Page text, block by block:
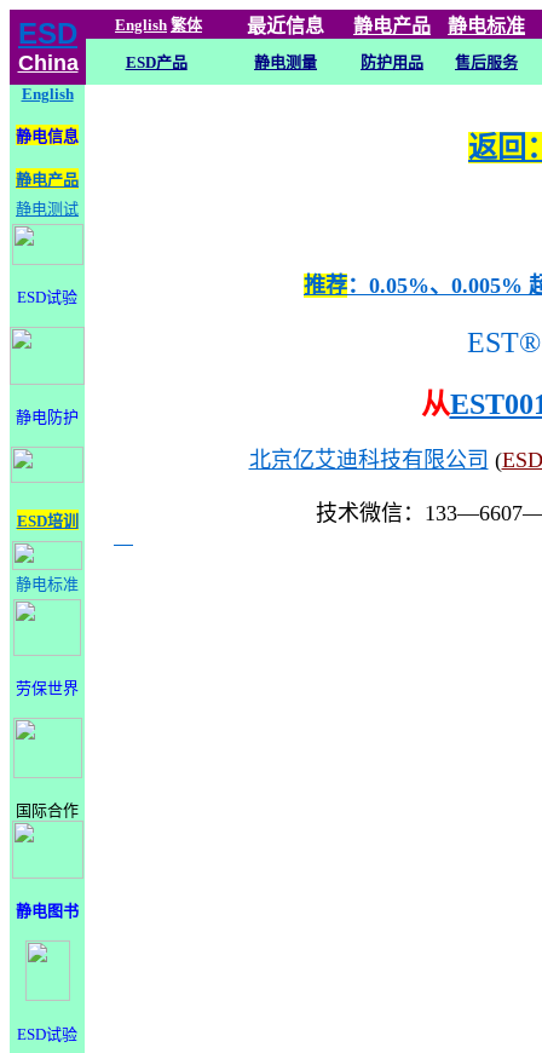
ESD
China
English 繁体 最近信息 静电产品 静电标准
ESD产品 静电测量 防护用品
售后服务
English
静电信息
静电产品
静电测试
ESD试验
静电防护
ESD培训
静电标准
劳保世界
国际合作
静电图书
ESD试验
返回
推荐：0.05%、0.005%
EST®
从
北京亿艾迪科技有限公司 (
技术微信：